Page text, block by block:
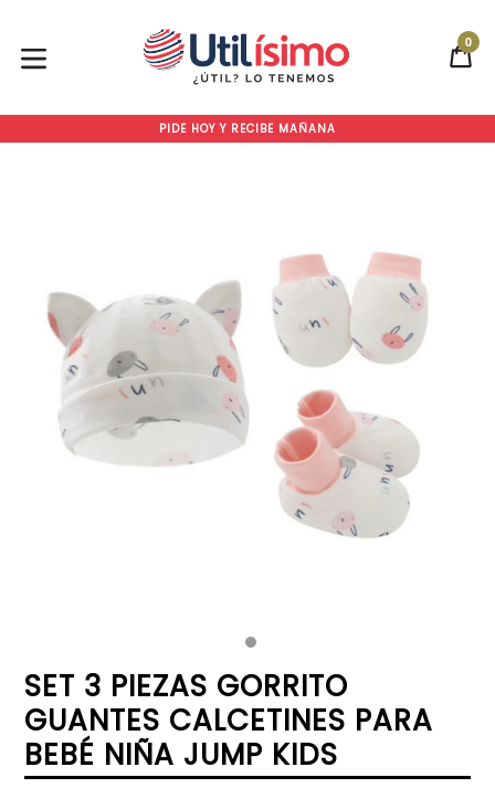
0
PIDE HOY Y RECIBE MAÑANA
SET 3 PIEZAS GORRITO
GUANTES CALCETINES PARA
BEBÉ NIÑA JUMP KIDS